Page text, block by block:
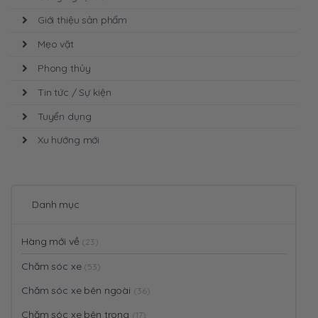
Giới thiệu sản phẩm
Mẹo vặt
Phong thủy
Tin tức / Sự kiện
Tuyển dụng
Xu hướng mới
Danh mục
Hàng mới về (23)
Chăm sóc xe (53)
Chăm sóc xe bên ngoài (36)
Chăm sóc xe bên trong (17)